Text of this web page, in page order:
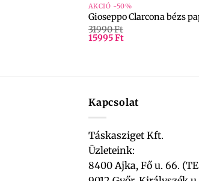
AKCIÓ -50%
Gioseppo Clarcona bézs
31990Ft
15995Ft
Kapcsolat
Táskasziget Kft.
Üzleteink:
8400 Ajka, Fő u. 66.